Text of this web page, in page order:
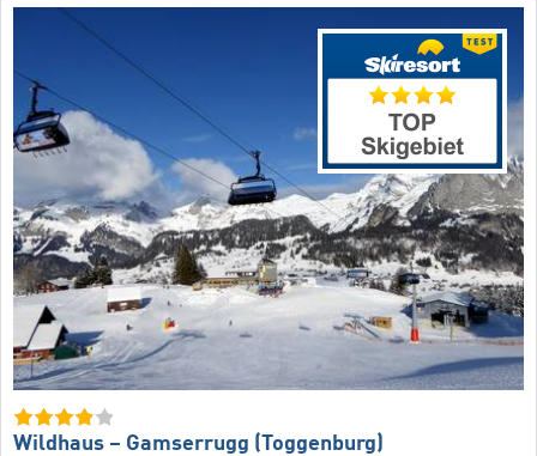
Wildhaus – Gamserrugg (Toggenburg)